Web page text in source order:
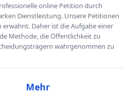
online Petition durch
Dienstleistung. Unsere Petitionen
Daher ist die Aufgabe einer
Methode, die Öffentlichkeit zu
wahrgenommen zu
Mehr